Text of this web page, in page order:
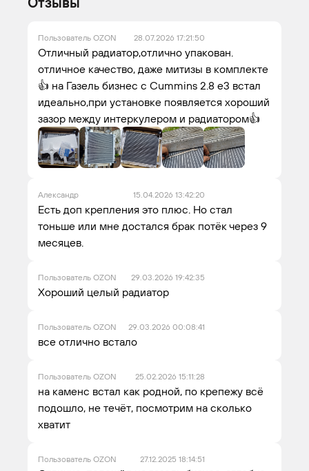
Пользователь OZON 28.07.2026 17:21:50
Отличный радиатор,отлично упакован.
отличное качество, даже митизы в комплекте
👍 на Газель бизнес с Cummins 2.8 е3 встал
идеально,при установке появляется хороший
зазор между интеркулером и радиатором👍
Александр 15.04.2026 13:42:20
Есть доп крепления это плюс. Но стал
тоньше или мне достался брак потёк через 9
месяцев.
Пользователь OZON 29.03.2026 19:42:35
Хороший целый радиатор
Пользователь OZON 29.03.2026 00:08:41
все отлично встало
Пользователь OZON 25.02.2026 15:11:28
на каменс встал как родной, по крепежу всё
подошло, не течёт, посмотрим на сколько
хватит
Пользователь OZON 27.12.2025 18:14:51